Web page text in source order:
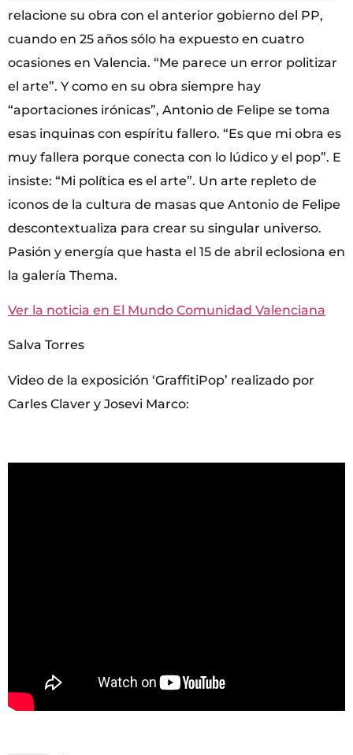
relacione su obra con el anterior gobierno del PP,
cuando en 25 años sólo ha expuesto en cuatro
ocasiones en Valencia. “Me parece un error politizar
el arte”. Y como en su obra siempre hay
“aportaciones irónicas”, Antonio de Felipe se toma
esas inquinas con espíritu fallero. “Es que mi obra es
muy fallera porque conecta con lo lúdico y el pop”. E
insiste: “Mi política es el arte”. Un arte repleto de
iconos de la cultura de masas que Antonio de Felipe
descontextualiza para crear su singular universo.
Pasión y energía que hasta el 15 de abril eclosiona en
la galería Thema.
Ver la noticia en El Mundo Comunidad Valenciana
Salva Torres
Video de la exposición ‘GraffitiPop’ realizado por
Carles Claver y Josevi Marco: